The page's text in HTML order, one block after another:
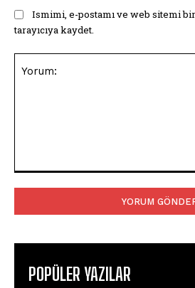
Ismimi, e-postamı ve web sitemi
tarayıcıya kaydet.
POPÜLER YAZILAR